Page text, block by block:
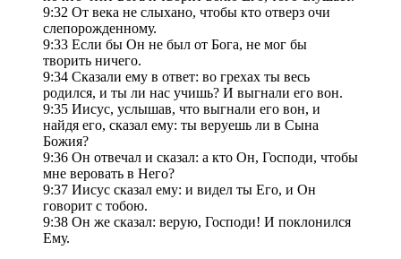
9:32 От века не слыхано, чтобы кто отверз очи
слепорожденному.
9:33 Если бы Он не был от Бога, не мог бы
творить ничего.
9:34 Сказали ему в ответ: во грехах ты весь
родился, и ты ли нас учишь? И выгнали его вон.
9:35 Иисус, услышав, что выгнали его вон, и
найдя его, сказал ему: ты веруешь ли в Сына
Божия?
9:36 Он отвечал и сказал: а кто Он, Господи, чтобы
мне веровать в Него?
9:37 Иисус сказал ему: и видел ты Его, и Он
говорит с тобою.
9:38 Он же сказал: верую, Господи! И поклонился
Ему.